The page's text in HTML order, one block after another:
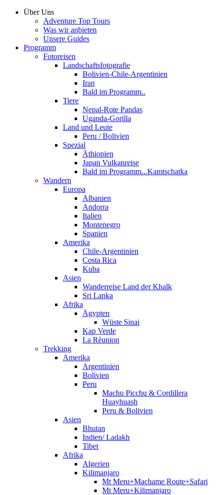
Über Uns
Adventure Top Tours
Was wir anbieten
Unsere Guides
Programm
Fotoreisen
Landschaftsfotografie
Bolivien-Chile-Argentinien
Iran
Bald im Programm..
Tiere
Nepal-Rote Pandas
Uganda-Gorilla
Land und Leute
Peru / Bolivien
Spezial
Äthiopien
Japan Vulkanreise
Bald im Programm...Kamtschatka
Wandern
Europa
Albanien
Andorra
Italien
Montenegro
Spanien
Amerika
Chile-Argentinien
Costa Rica
Kuba
Asien
Wanderreise Land der Khalk
Sri Lanka
Afrika
Ägypten
Wüste Sinai
Kap Verde
La Rèunion
Trekking
Amerika
Argentinien
Bolivien
Peru
Machu Picchu & Cordillera
Huayhuash
Peru & Bolivien
Asien
Bhutan
Indien/ Ladakh
Tibet
Afrika
Algerien
Kilimanjaro
Mt Meru+Machame Route+Safari
Mt Meru+Kilimanjaro